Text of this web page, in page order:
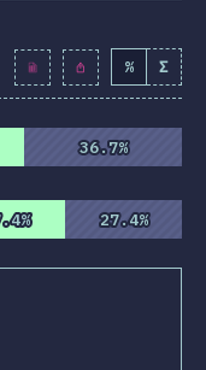
80.9 % 9293
% Σ
36.7%
36.7%
27.4%
27.4%